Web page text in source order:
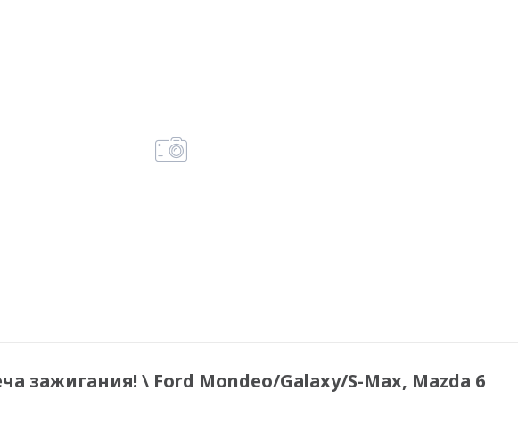
зажигания! \ Ford Mondeo/Galaxy/S-Max, Mazda 6